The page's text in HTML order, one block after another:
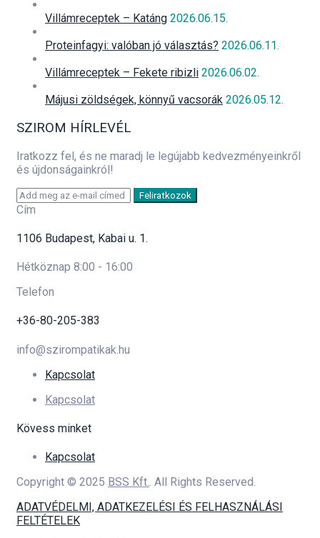
Villámreceptek – Katáng 2026.06.15.
Proteinfagyi: valóban jó választás? 2026.06.11.
Villámreceptek – Fekete ribizli 2026.06.02.
Májusi zöldségek, könnyű vacsorák 2026.05.12.
SZIROM HÍRLEVÉL
Iratkozz fel, és ne maradj le legújabb kedvezményeinkről
és újdonságainkról!
Feliratkozok
Cím
1106 Budapest, Kabai u. 1.
Hétköznap 8:00 - 16:00
Telefon
+36-80-205-383
info@szirompatikak.hu
Kapcsolat
Kapcsolat
Kövess minket
Kapcsolat
Copyright © 2025 BSS Kft.. All Rights Reserved.
ADATVÉDELMI, ADATKEZELÉSI ÉS FELHASZNÁLÁSI
FELTÉTELEK